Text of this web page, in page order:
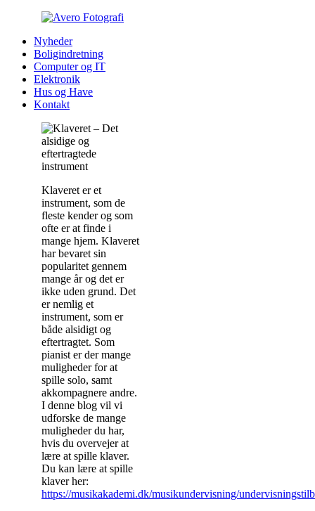
Nyheder
Boligindretning
Computer og IT
Elektronik
Hus og Have
Kontakt
Klaveret er et
instrument, som de
fleste kender og som
ofte er at finde i
mange hjem. Klaveret
har bevaret sin
popularitet gennem
mange år og det er
ikke uden grund. Det
er nemlig et
instrument, som er
både alsidigt og
eftertragtet. Som
pianist er der mange
muligheder for at
spille solo, samt
akkompagnere andre.
I denne blog vil vi
udforske de mange
muligheder du har,
hvis du overvejer at
lære at spille klaver.
Du kan lære at spille
klaver her:
https://musikakademi.dk/musikundervisning/